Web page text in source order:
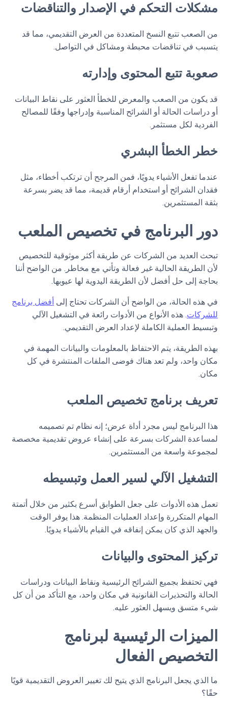
مشكلات التحكم في الإصدار والتناقضات
من الصعب تتبع النسخ المتعددة من العرض التقديمي، مما قد
يتسبب في تناقضات محبطة ومشاكل في التواصل.
صعوبة تتبع المحتوى وإدارته
قد يكون من الصعب والمعرض للخطأ العثور على نقاط البيانات
أو دراسات الحالة أو الشرائح المناسبة وإدراجها وفقًا للمصالح
الفردية لكل مستثمر.
خطر الخطأ البشري
عندما تفعل الأشياء يدويًا، فمن المرجح أن ترتكب أخطاء، مثل
فقدان الشرائح أو استخدام أرقام قديمة، مما قد يضر بسرعة
بثقة المستثمرين.
دور البرنامج في تخصيص الملعب
تبحث العديد من الشركات عن طريقة أكثر موثوقية للتخصيص
لأن الطريقة الحالية غير فعالة وتأتي مع مخاطر. من الواضح أننا
بحاجة إلى حل أفضل لأن الطريقة اليدوية لها عيوبها.
في هذه الحالة، من الواضح أن الشركات تحتاج إلى أفضل برنامج
للشركات. هذه الأنواع من الأدوات رائعة في التشغيل الآلي
وتبسيط العملية الكاملة لإعداد العرض التقديمي.
بهذه الطريقة، يتم الاحتفاظ بالمعلومات والبيانات المهمة في
مكان واحد، ولم تعد هناك فوضى الملفات المنتشرة في كل
مكان.
تعريف برنامج تخصيص الملعب
هذا البرنامج ليس مجرد أداة عرض؛ إنه نظام تم تصميمه
لمساعدة الشركات بسرعة على إنشاء عروض تقديمية مخصصة
لمجموعة واسعة من المستثمرين.
التشغيل الآلي لسير العمل وتبسيطه
تعمل هذه الأدوات على جعل الطوابق أسرع بكثير من خلال أتمتة
المهام المتكررة وإعداد العمليات المنظمة. هذا يوفر الوقت
والجهد الذي كان يمكن إنفاقه في القيام بالأشياء يدويًا.
تركيز المحتوى والبيانات
فهي تحتفظ بجميع الشرائح الرئيسية ونقاط البيانات ودراسات
الحالة والتحذيرات القانونية في مكان واحد، مع التأكد من أن كل
شيء متسق ويسهل العثور عليه.
الميزات الرئيسية لبرنامج
التخصيص الفعال
ما الذي يجعل البرنامج الذي يتيح لك تغيير العروض التقديمية قويًا
حقًا؟